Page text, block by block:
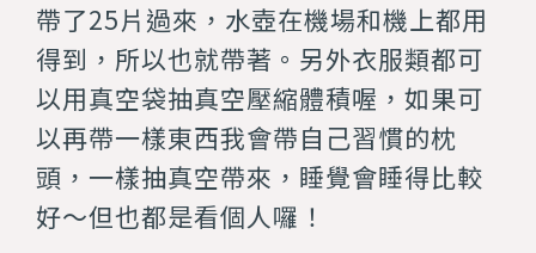
帶了25片過來，水壺在機場和機上都用
得到，所以也就帶著。另外衣服類都可
以用真空袋抽真空壓縮體積喔，如果可
以再帶一樣東西我會帶自己習慣的枕
頭，一樣抽真空帶來，睡覺會睡得比較
好～但也都是看個人囉！